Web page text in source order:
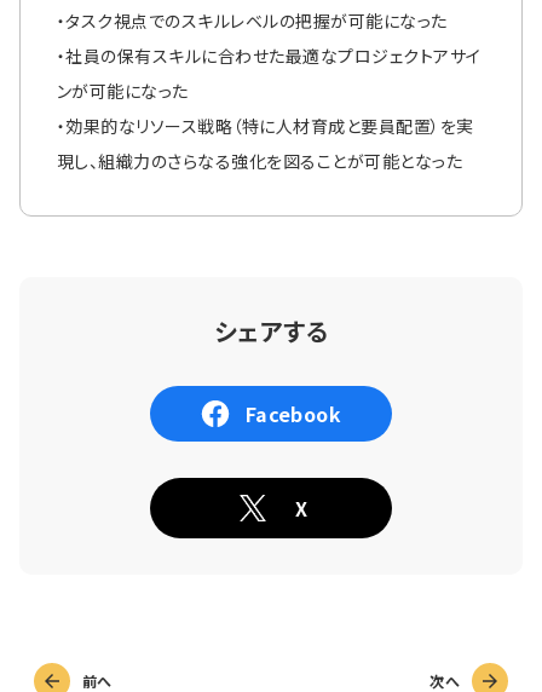
・タスク視点でのスキルレベルの把握が可能になった
・社員の保有スキルに合わせた最適なプロジェクトアサイ
ンが可能になった
・効果的なリソース戦略（特に人材育成と要員配置）を実
現し、組織力のさらなる強化を図ることが可能となった
シェアする
Facebook
X
前へ 次へ